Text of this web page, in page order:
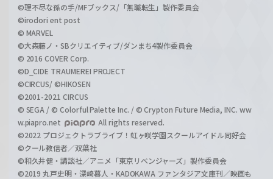
©理不尽な孫の手/MFブックス/「無職転生」製作委員会
©irodori ent post
© MARVEL
©大森藤ノ・SBクリエイティブ/ダンまち4製作委員会
© 2016 COVER Corp.
©D_CIDE TRAUMEREI PROJECT
©CIRCUS/ ©HIKOSEN
©2001-2021 CIRCUS
© SEGA / © Colorful Palette Inc. / © Crypton Future Media, INC. ww
w.piapro.net
All rights reserved.
©2022 プロジェクトラブライブ！虹ヶ咲学園スクールアイドル同好会
©クール教信者／双葉社
©和久井健・講談社／アニメ「東京リベンジャーズ」製作委員会
©2019 丸戸史明・深崎暮人・KADOKAWA ファンタジア文庫刊／映画も